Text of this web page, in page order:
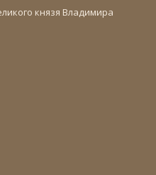
князя Владимира